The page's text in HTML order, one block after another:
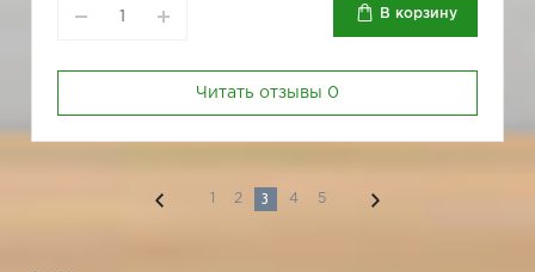
В корзину
Читать отзывы 0
1 2 3 4 5